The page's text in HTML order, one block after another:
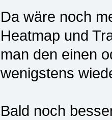
Da wäre noch
Heatmap und
man den einen
wenigstens
Bald noch